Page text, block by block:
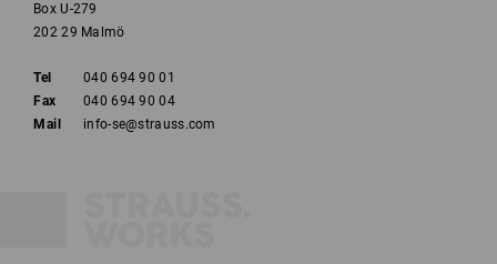
Box U-279
202 29 Malmö
Tel
040 694 90 01
Fax
040 694 90 04
Mail
info-se@strauss.com